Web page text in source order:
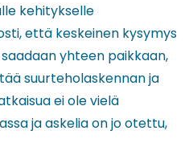
kehitykselle
että keskeinen kysymys
yhteen paikkaan,
suurteholaskennan ja
ei ole vielä
ja askelia on jo otettu,